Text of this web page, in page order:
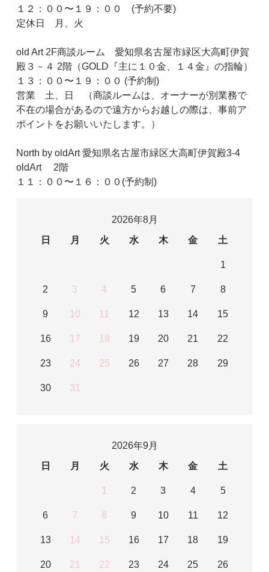
１２：００〜１９：００ (予約不要)
定休日 月、火
old Art 2F商談ルーム 愛知県名古屋市緑区大高町伊賀
殿３－４ 2階（GOLD『主に１０金、１４金』の指輪）
１３：００〜１９：００ (予約制)
営業 土、日 （商談ルームは、オーナーが別業務で
不在の場合があるので遠方からお越しの際は、事前ア
ポイントをお願いいたします。）
North by oldArt 愛知県名古屋市緑区大高町伊賀殿3-4
oldArt 2階
１１：００〜１６：００(予約制)
2026年8月
日
月 火 水 木 金 土
1
2 3 4 5 6 7 8
9 10 11 12 13 14 15
16 17 18 19 20 21 22
23 24 25 26 27 28 29
30 31
2026年9月
日
月 火 水 木 金 土
1 2 3 4 5
6 7 8 9 10 11 12
13 14 15 16 17 18 19
20 21 22 23 24 25 26